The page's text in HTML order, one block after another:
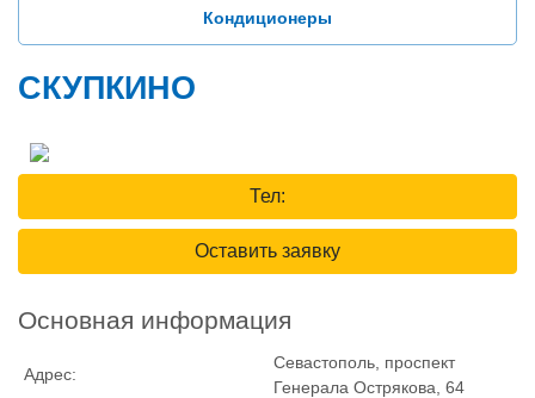
Кондиционеры
СКУПКИНО
Тел:
Оставить заявку
Основная информация
Адрес:
Севастополь, проспект
Генерала Острякова, 64